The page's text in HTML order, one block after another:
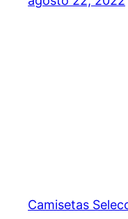
Camisetas